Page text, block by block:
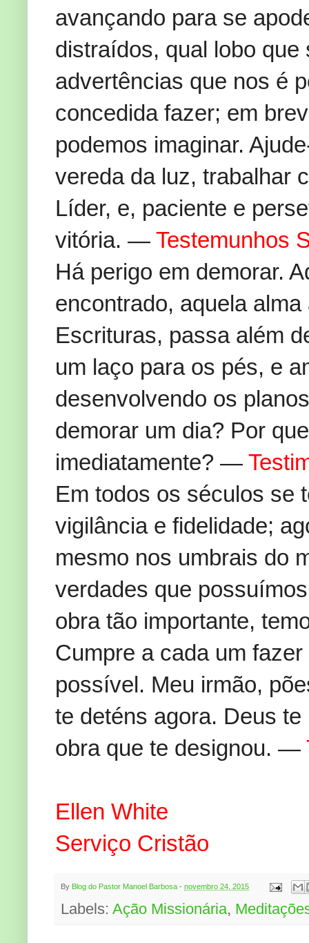
avançando para se
distraídos, qual lobo que
advertências que nos é
concedida fazer; em
podemos imaginar.
vereda da luz, trabalhar
Líder, e, paciente e
vitória. — Testemunhos
Há perigo em demorar.
encontrado, aquela
Escrituras, passa além
um laço para os pés, e
desenvolvendo os
demorar um dia? Por
imediatamente? —
Em todos os séculos se
vigilância e fidelidade;
mesmo nos umbrais do
verdades que
obra tão importante,
Cumpre a cada um
possível. Meu irmão,
te deténs agora. Deus
obra que te designou. —
Ellen White
Serviço Cristão
By Blog do Pastor Manoel Barbosa - novembro 24, 2015
Labels: Ação Missionária,